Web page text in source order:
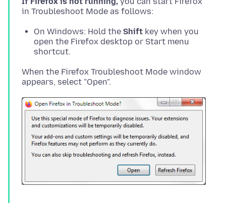
On Windows: Hold the Shift key when you
open the Firefox desktop or Start menu
shortcut.
When the Firefox Troubleshoot Mode window